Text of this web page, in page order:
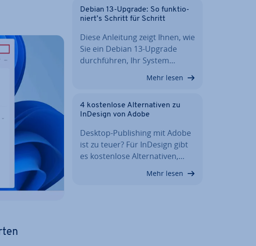
Debian 13-Upgrade: So funk­tio­
niert’s Schritt für Schritt
Diese Anleitung zeigt Ihnen, wie
Sie ein Debian 13-Upgrade
durch­füh­ren, Ihr System…
Mehr lesen
4 kos­ten­lo­se Al­ter­na­ti­ven zu
InDesign von Adobe
Desktop-Pu­bli­shing mit Adobe
ist zu teuer? Für InDesign gibt
es kos­ten­lo­se Al­ter­na­ti­ven,…
Mehr lesen